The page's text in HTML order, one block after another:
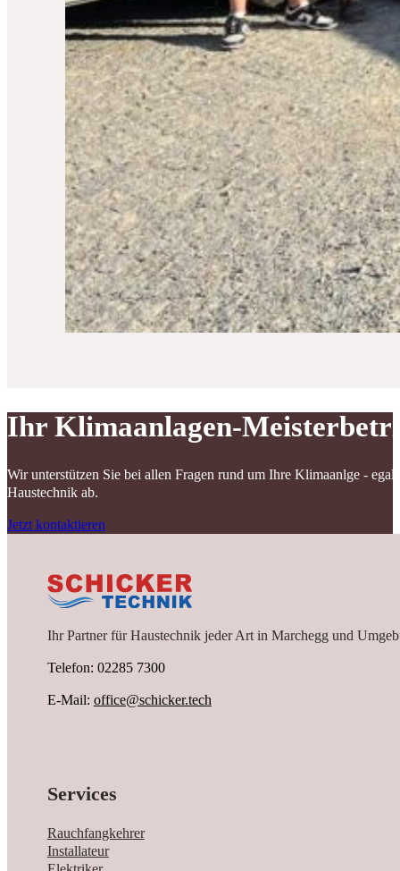
Ihr Klimaanlagen-
Wir unterstützen Sie bei allen Fragen rund um Ihre Klimaanlge -
Haustechnik ab.
Jetzt kontaktieren
Ihr Partner für Haustechnik jeder Art in Marchegg und
Telefon: 02285 7300
E-Mail: office@schicker.tech
Services
Rauchfangkehrer
Installateur